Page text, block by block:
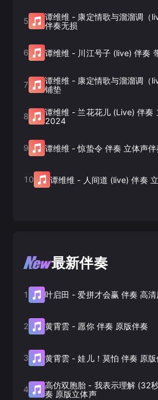
5 谭维维 - 康定情歌与溜溜调（
伴奏无损
6 谭维维 - 川江号子 (live) 伴奏
7 谭维维 - 康定情歌与溜溜调（
铺垫
8 谭维维 - 兰花花儿 (Live) 伴奏
2024
9 谭维维 -惊蛰令 伴奏 立体声伴
10 谭维维 - 人间道 (live) 伴奏
最新伴奏
1 叶启田 -爱拼才会赢 伴奏 高
2 黄霄雲 - 愿你 伴奏 原版伴奏
3 黄霄雲 -娃儿！莫怕 伴奏 原版
4 高仿双胞胎 - 我表示理解 (32
奏 原版立体声